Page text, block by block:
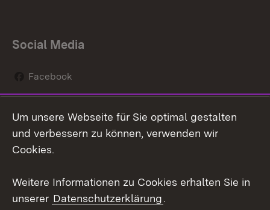
Social Media
Facebook
Social Wall
Youtube
Kontakt
Datenschutz
Um unsere Webseite für Sie optimal gestalten
und verbessern zu können, verwenden wir
Cookies.
Weitere Informationen zu Cookies erhalten Sie in
unserer Datenschutzerklärung.